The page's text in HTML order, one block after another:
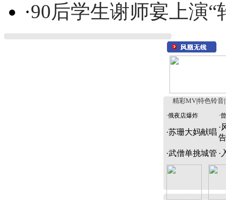
·90后学生谢师宴上演“
精彩MV 特色铃音
·俄夜店爆炸 ·
·苏珊大妈献唱
·
告
·武僧单挑城管 ·